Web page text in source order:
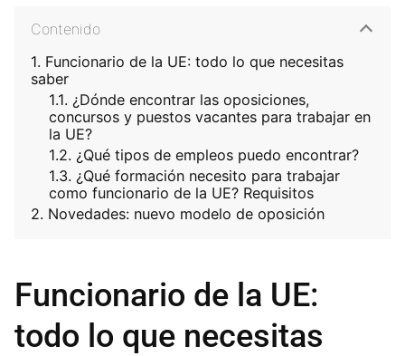
Contenido
Funcionario de la UE: todo lo que necesitas
saber
¿Dónde encontrar las oposiciones,
concursos y puestos vacantes para trabajar en
la UE?
¿Qué tipos de empleos puedo encontrar?
¿Qué formación necesito para trabajar
como funcionario de la UE? Requisitos
Novedades: nuevo modelo de oposición
Funcionario de la UE:
todo lo que necesitas